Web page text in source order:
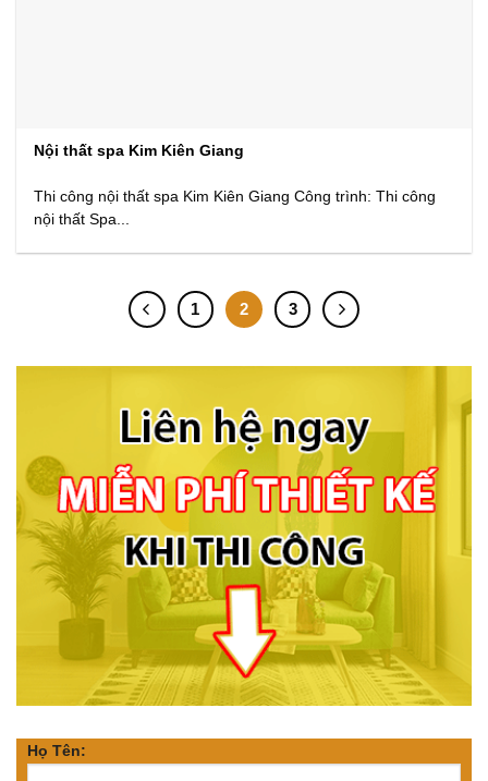
Nội thất spa Kim Kiên Giang
Thi công nội thất spa Kim Kiên Giang Công trình: Thi công
nội thất Spa...
1 2 3
Họ Tên: